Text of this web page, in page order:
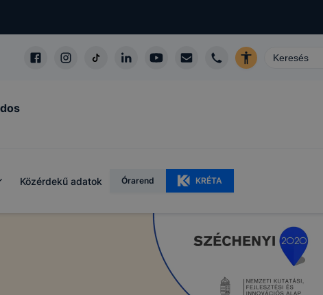
Közérdekű adatok Órarend KRÉTA